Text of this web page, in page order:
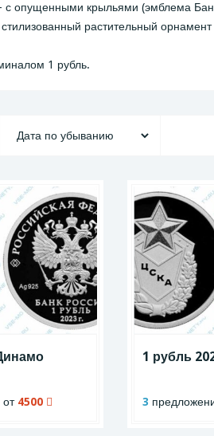
с опущенными крыльями (эмблема
растительный орнамент
1 рубль.
4500
1 рубль
3